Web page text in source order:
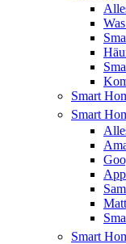
Smart
Smart
Smart